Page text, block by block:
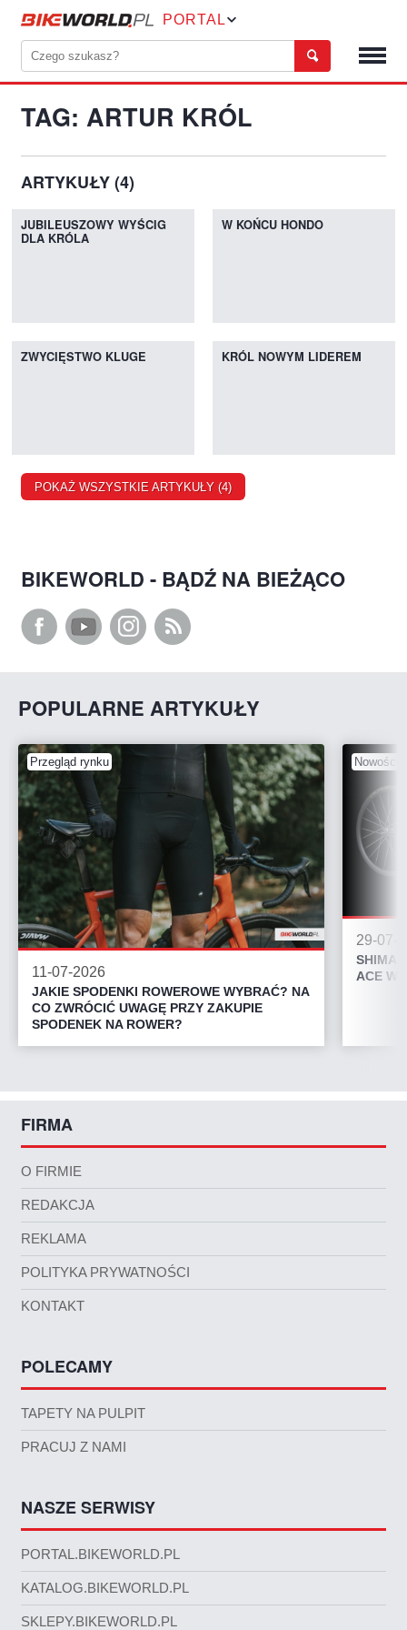
PORTAL
TAG: ARTUR KRÓL
ARTYKUŁY (4)
JUBILEUSZOWY WYŚCIG
DLA KRÓLA
W KOŃCU HONDO
ZWYCIĘSTWO KLUGE KRÓL NOWYM LIDEREM
POKAŻ WSZYSTKIE ARTYKUŁY (4)
BIKEWORLD - BĄDŹ NA BIEŻĄCO
POPULARNE ARTYKUŁY
Przegląd rynku
11-07-2026
JAKIE SPODENKI ROWEROWE WYBRAĆ? NA
CO ZWRÓCIĆ UWAGĘ PRZY ZAKUPIE
SPODENEK NA ROWER?
Nowości
29-07-
ACE
FIRMA
O FIRMIE
REDAKCJA
REKLAMA
POLITYKA PRYWATNOŚCI
KONTAKT
POLECAMY
TAPETY NA PULPIT
PRACUJ Z NAMI
NASZE SERWISY
PORTAL.BIKEWORLD.PL
KATALOG.BIKEWORLD.PL
SKLEPY.BIKEWORLD.PL